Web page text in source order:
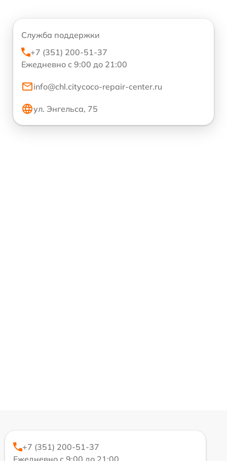
Служба поддержки
+7 (351) 200-51-37
Ежедневно с 9:00 до 21:00
info@chl.citycoco-repair-center.ru
ул. Энгельса, 75
+7 (351) 200-51-37